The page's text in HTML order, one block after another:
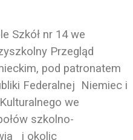
Szkół nr 14 we
Przegląd
pod patronatem
Federalnej Niemiec i
we
szkolno-
i okolic